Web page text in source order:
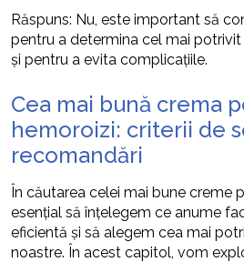
Răspuns: Nu, este important să
pentru a determina cel mai
și pentru a evita complicațiile.
Cea mai bună crema
hemoroizi: criterii de
recomandări
În căutarea celei mai bune creme
esențial să înțelegem ce anume
eficientă și să alegem cea mai
noastre. În acest capitol, vom